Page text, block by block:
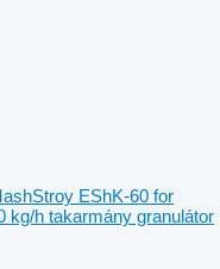
EShK-60 for
kg/h takarmány granulátor